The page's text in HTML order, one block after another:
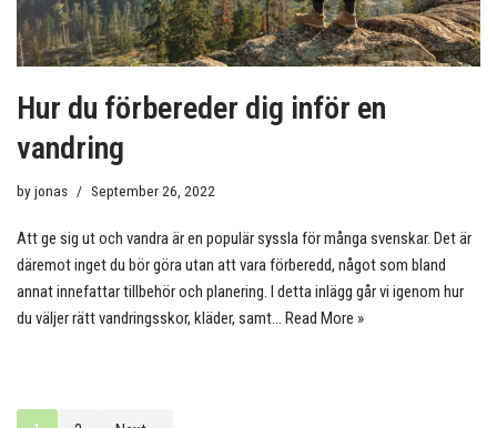
Hur du förbereder dig inför en
vandring
byjonas September 26, 2022
Att ge sig ut och vandra är en populär syssla för många svenskar. Det är
däremot inget du bör göra utan att vara förberedd, något som bland
annat innefattar tillbehör och planering. I detta inlägg går vi igenom hur
du väljer rätt vandringsskor, kläder, samt… Read More »